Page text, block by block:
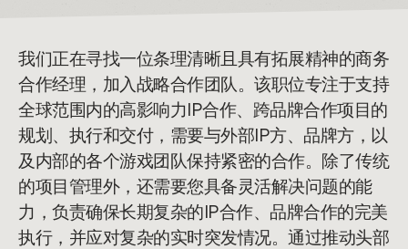
我们正在寻找一位条理清晰且具有拓展精神的商务
合作经理，加入战略合作团队。该职位专注于支持
全球范围内的高影响力IP合作、跨品牌合作项目的
规划、执行和交付，需要与外部IP方、品牌方，以
及内部的各个游戏团队保持紧密的合作。除了传统
的项目管理外，还需要您具备灵活解决问题的能
力，负责确保长期复杂的IP合作、品牌合作的完美
执行，并应对复杂的实时突发情况。通过推动头部